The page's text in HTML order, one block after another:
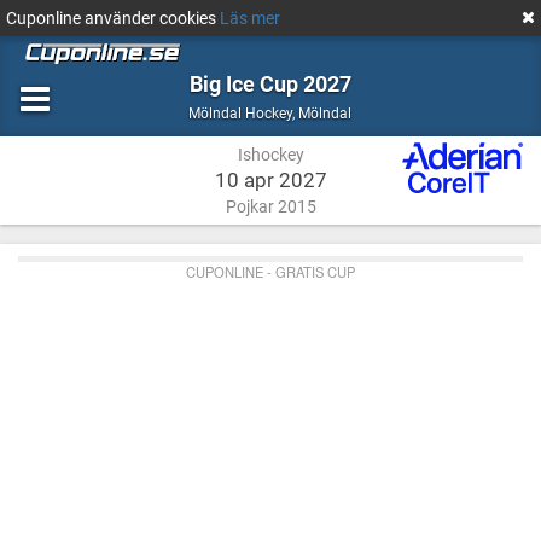
Cuponline använder cookies Läs mer
Big Ice Cup 2027
Mölndal Hockey, Ishockey
Mölndal
Ishockey
10 apr 2027
Pojkar 2015
CUPONLINE - GRATIS CUP